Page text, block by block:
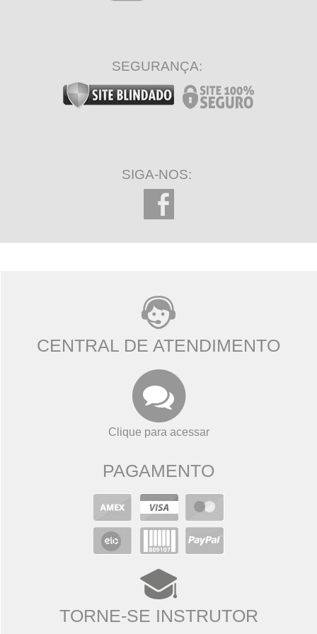
SEGURANÇA:
SIGA-NOS:
CENTRAL DE ATENDIMENTO
Clique para acessar
PAGAMENTO
TORNE-SE INSTRUTOR